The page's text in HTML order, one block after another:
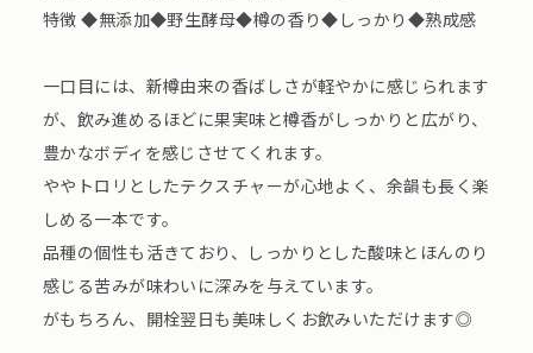
特徴 ◆無添加◆野生酵母◆樽の香り◆しっかり◆熟成感
一口目には、新樽由来の香ばしさが軽やかに感じられます
が、飲み進めるほどに果実味と樽香がしっかりと広がり、
豊かなボディを感じさせてくれます。
ややトロリとしたテクスチャーが心地よく、余韻も長く楽
しめる一本です。
品種の個性も活きており、しっかりとした酸味とほんのり
感じる苦みが味わいに深みを与えています。
がもちろん、開栓翌日も美味しくお飲みいただけます◎